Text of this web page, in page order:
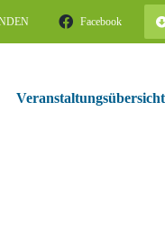
Facebook
Veranstaltungsübersicht